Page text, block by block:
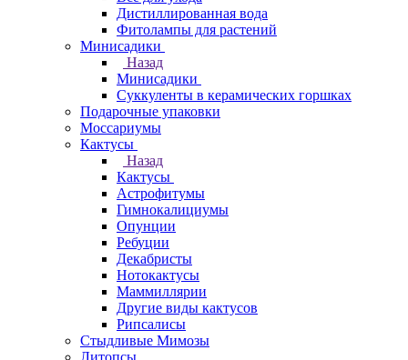
Дистиллированная вода
Фитолампы для растений
Минисадики
Назад
Минисадики
Суккуленты в керамических горшках
Подарочные упаковки
Моссариумы
Кактусы
Назад
Кактусы
Астрофитумы
Гимнокалициумы
Опунции
Ребуции
Декабристы
Нотокактусы
Маммиллярии
Другие виды кактусов
Рипсалисы
Стыдливые Мимозы
Литопсы